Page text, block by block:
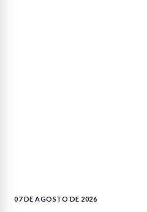
07 DE AGOSTO DE 2026